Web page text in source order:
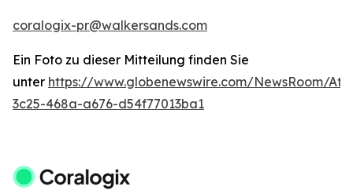
coralogix-pr@walkersands.com
Ein Foto zu dieser Mitteilung finden Sie
unter https://www.globenewswire.com/NewsRoom/
3c25-468a-a676-d54f77013ba1